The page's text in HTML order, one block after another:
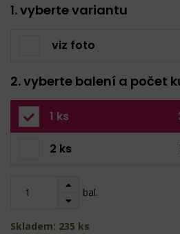
1. vyberte variantu
viz foto
2. vyberte balení a počet
1 ks
2 ks
bal.
Skladem: 235 ks